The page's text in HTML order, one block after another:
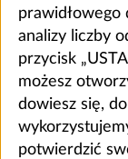
prawidłowego
analizy liczby
przycisk
możesz
dowiesz się,
potwierdzić